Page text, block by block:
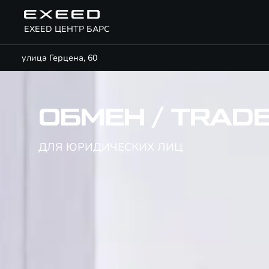
EXEED ЦЕНТР БАРС
улица Герцена, 60
ОБМЕН /
ДЛЯ ЮРИДИЧЕСКИХ ЛИЦ